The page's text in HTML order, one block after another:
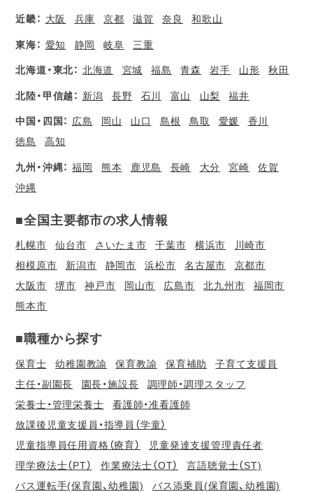
近畿： 大阪 兵庫 京都 滋賀 奈良 和歌山
東海： 愛知 静岡 岐阜 三重
北海道・東北： 北海道 宮城 福島 青森 岩手 山形 秋田
北陸・甲信越： 新潟 長野 石川 富山 山梨 福井
中国・四国： 広島 岡山 山口 島根 鳥取 愛媛
香川
徳島
高知
九州・沖縄： 福岡 熊本 鹿児島 長崎 大分 宮崎
佐賀
沖縄
■全国主要都市の求人情報
札幌市 仙台市 さいたま市 千葉市 横浜市
川崎市
相模原市
新潟市 静岡市 浜松市 名古屋市
京都市
大阪市
堺市 神戸市 岡山市 広島市 北九州市
福岡市
熊本市
■職種から探す
保育士 幼稚園教諭 保育教諭 保育補助
子育て支援員
主任・副園長
園長・施設長
調理師・調理スタッフ
栄養士・管理栄養士
看護師・准看護師
放課後児童支援員・指導員（学童）
児童指導員任用資格（療育）
児童発達支援管理責任者
理学療法士（PT）
作業療法士（OT）
言語聴覚士（ST)
バス運転手(保育園、幼稚園)
バス添乗員(保育園、幼稚園)